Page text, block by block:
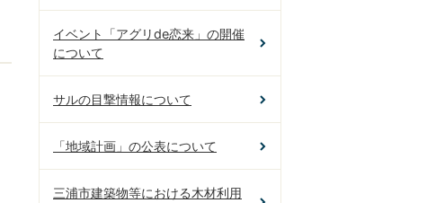
イベント「アグリde恋来」の開催
について
サルの目撃情報について
「地域計画」の公表について
三浦市建築物等における木材利用